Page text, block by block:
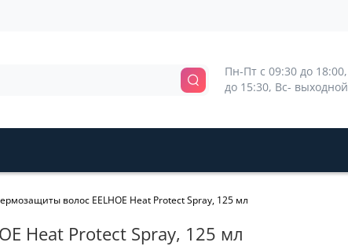
Пн-Пт с 09:30 до 18:00,
до 15:30, Вс- выходной
волос EELHOE Heat Protect Spray, 125 мл
Heat Protect Spray, 125 мл